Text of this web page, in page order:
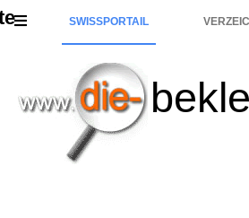
SWISSPORTAIL